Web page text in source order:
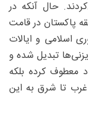
حال آنکه در
پاکستان در قامت
اسلامی و ایالات
تبدیل شده و
معطوف کرده بلکه
غرب تا شرق به این